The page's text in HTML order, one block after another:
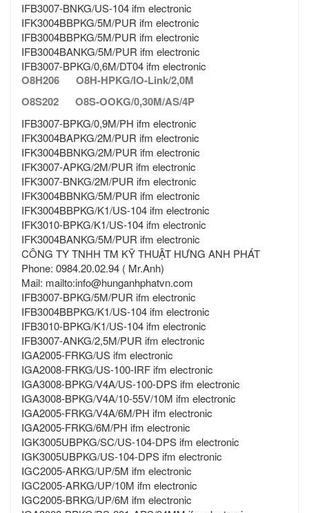
IFB3007-BNKG/US-104 ifm electronic
IFK3004BBPKG/5M/PUR ifm electronic
IFB3004BBPKG/5M/PUR ifm electronic
IFB3004BANKG/5M/PUR ifm electronic
IFB3007-BPKG/0,6M/DT04 ifm electronic
O8H206 O8H-HPKG/IO-Link/2,0M
O8S202 O8S-OOKG/0,30M/AS/4P
IFB3007-BPKG/0,9M/PH ifm electronic
IFK3004BAPKG/2M/PUR ifm electronic
IFK3004BBNKG/2M/PUR ifm electronic
IFK3007-APKG/2M/PUR ifm electronic
IFK3007-BNKG/2M/PUR ifm electronic
IFK3004BBNKG/5M/PUR ifm electronic
IFK3004BBPKG/K1/US-104 ifm electronic
IFK3010-BPKG/K1/US-104 ifm electronic
IFK3004BANKG/5M/PUR ifm electronic
CÔNG TY TNHH TM KỸ THUẬT HƯNG ANH PHÁT
Phone: 0984.20.02.94 ( Mr.Anh)
Mail: mailto:info@hunganhphatvn.com
IFB3007-BPKG/5M/PUR ifm electronic
IFB3004BBPKG/K1/US-104 ifm electronic
IFB3010-BPKG/K1/US-104 ifm electronic
IFB3007-ANKG/2,5M/PUR ifm electronic
IGA2005-FRKG/US ifm electronic
IGA2008-FRKG/US-100-IRF ifm electronic
IGA3008-BPKG/V4A/US-100-DPS ifm electronic
IGA3008-BPKG/V4A/10-55V/10M ifm electronic
IGA2005-FRKG/V4A/6M/PH ifm electronic
IGA2005-FRKG/6M/PH ifm electronic
IGK3005UBPKG/SC/US-104-DPS ifm electronic
IGK3005UBPKG/US-104-DPS ifm electronic
IGC2005-ARKG/UP/5M ifm electronic
IGC2005-ARKG/UP/10M ifm electronic
IGC2005-BRKG/UP/6M ifm electronic